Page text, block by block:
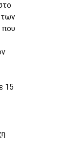
των
που
15